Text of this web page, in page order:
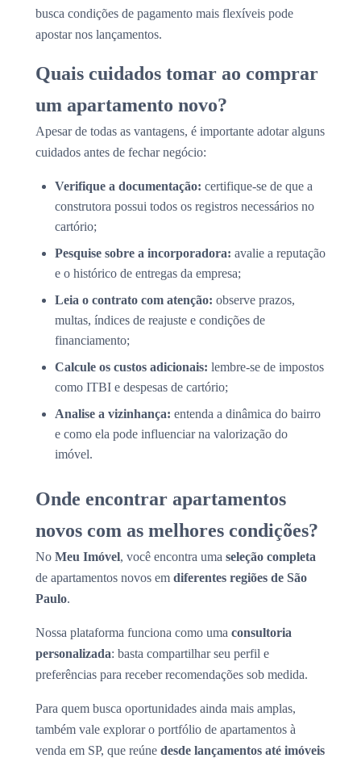
busca condições de pagamento mais flexíveis pode
apostar nos lançamentos.
Quais cuidados tomar ao comprar
um apartamento novo?
Apesar de todas as vantagens, é importante adotar alguns
cuidados antes de fechar negócio:
Verifique a documentação: certifique-se de que a
construtora possui todos os registros necessários no
cartório;
Pesquise sobre a incorporadora: avalie a reputação
e o histórico de entregas da empresa;
Leia o contrato com atenção: observe prazos,
multas, índices de reajuste e condições de
financiamento;
Calcule os custos adicionais: lembre-se de impostos
como ITBI e despesas de cartório;
Analise a vizinhança: entenda a dinâmica do bairro
e como ela pode influenciar na valorização do
imóvel.
Onde encontrar apartamentos
novos com as melhores condições?
No Meu Imóvel, você encontra uma seleção completa
de apartamentos novos em diferentes regiões de São
Paulo.
Nossa plataforma funciona como uma consultoria
personalizada: basta compartilhar seu perfil e
preferências para receber recomendações sob medida.
Para quem busca oportunidades ainda mais amplas,
também vale explorar o portfólio de apartamentos à
venda em SP, que reúne desde lançamentos até imóveis